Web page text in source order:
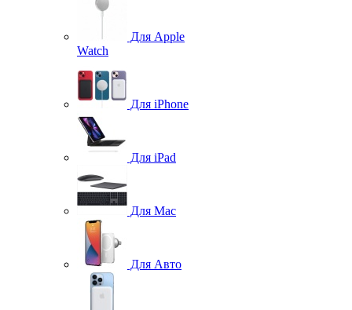
Для Apple
Watch
Для iPhone
Для iPad
Для Mac
Для Авто